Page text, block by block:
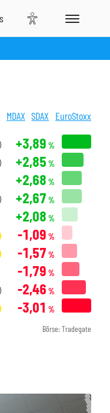
MDAX SDAX EuroStoxx
+3,89 %
+2,85 %
+2,68 %
+2,67 %
+2,08 %
-1,09 %
-1,57 %
-1,79 %
-2,46 %
-3,01 %
Börse: Tradegate